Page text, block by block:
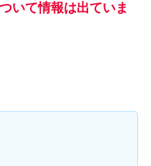
いて情報は出ていま